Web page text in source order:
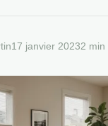
17 janvier 20232 min